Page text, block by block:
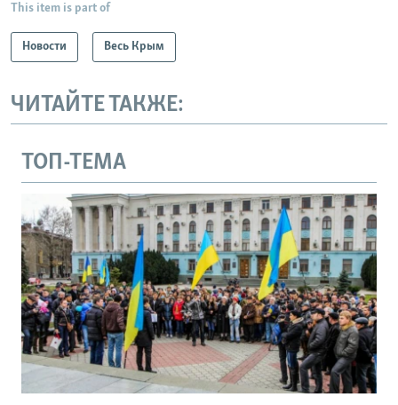
This item is part of
Новости Весь Крым
ЧИТАЙТЕ ТАКЖЕ:
ТОП-ТЕМА